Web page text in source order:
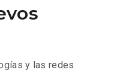
y las redes